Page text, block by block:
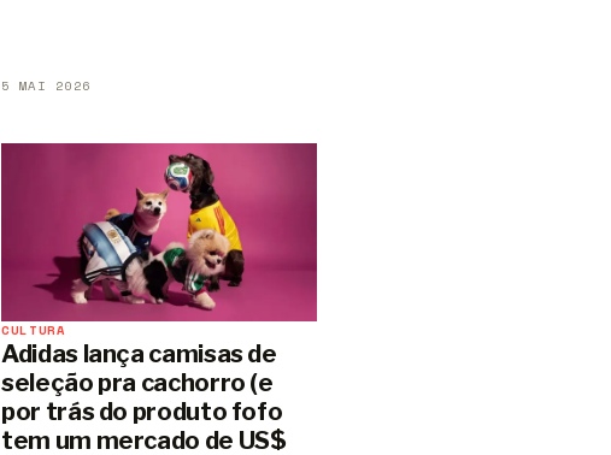
5 MAI 2026
CULTURA
Adidas lança camisas de
seleção pra cachorro (e
por trás do produto fofo
tem um mercado de US$